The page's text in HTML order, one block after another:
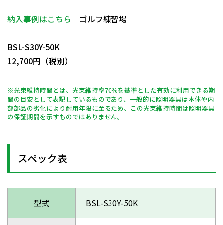
納入事例はこちら ゴルフ練習場
BSL-S30Y-50K
12,700円（税別）
※光束維持時間とは、光束維持率70％を基準とした有効に利用できる期
間の目安として表記しているものであり、一般的に照明器具は本体や内
部部品の劣化により耐用年限に至るため、この光束維持時間は照明器具
の保証期間を示すものではありません。
スペック表
型式 BSL-S30Y-50K